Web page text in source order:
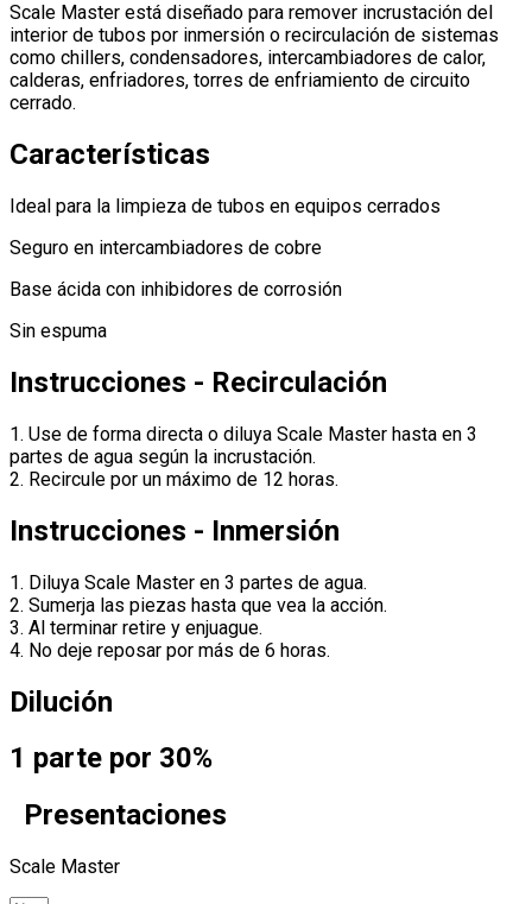
Scale Master está diseñado para remover incrustación del
interior de tubos por inmersión o recirculación de sistemas
como chillers, condensadores, intercambiadores de calor,
calderas, enfriadores, torres de enfriamiento de circuito
cerrado.
Características
Ideal para la limpieza de tubos en equipos cerrados
Seguro en intercambiadores de cobre
Base ácida con inhibidores de corrosión
Sin espuma
Instrucciones - Recirculación
1. Use de forma directa o diluya Scale Master hasta en 3
partes de agua según la incrustación.
2. Recircule por un máximo de 12 horas.
Instrucciones - Inmersión
1. Diluya Scale Master en 3 partes de agua.
2. Sumerja las piezas hasta que vea la acción.
3. Al terminar retire y enjuague.
4. No deje reposar por más de 6 horas.
Dilución
1 parte por 30%
Presentaciones
Scale Master